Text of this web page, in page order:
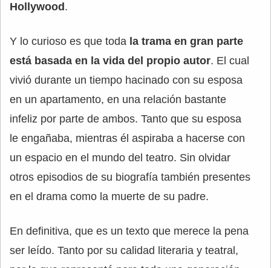
Hollywood .
Y lo curioso es que toda la trama en gran parte
está basada en la vida del propio autor. El cual
vivió durante un tiempo hacinado con su esposa
en un apartamento, en una relación bastante
infeliz por parte de ambos. Tanto que su esposa
le engañaba, mientras él aspiraba a hacerse con
un espacio en el mundo del teatro. Sin olvidar
otros episodios de su biografía también presentes
en el drama como la muerte de su padre.
En definitiva, que es un texto que merece la pena
ser leído. Tanto por su calidad literaria y teatral,